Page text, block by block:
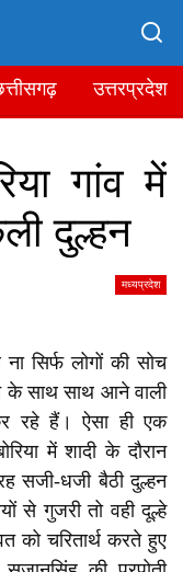
गांव में
दुल्हन
मध्यप्रदेश
सिर्फ लोगों की सोच
के साथ साथ आने वाली
रहे हैं। ऐसा ही एक
में शादी के दौरान
सजी-धजी बैठी दुल्हन
से गुजरी तो वही दूल्हे
को चरितार्थ करते हुए
उत्तरप्रदेश